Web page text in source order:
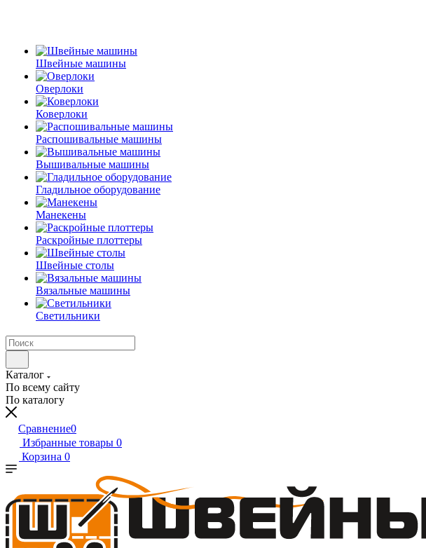
Швейные машины
Оверлоки
Коверлоки
Распошивальные машины
Вышивальные машины
Гладильное оборудование
Манекены
Раскройные плоттеры
Швейные столы
Вязальные машины
Светильники
Каталог
По всему сайту
По каталогу
Сравнение0
Избранные товары 0
Корзина 0